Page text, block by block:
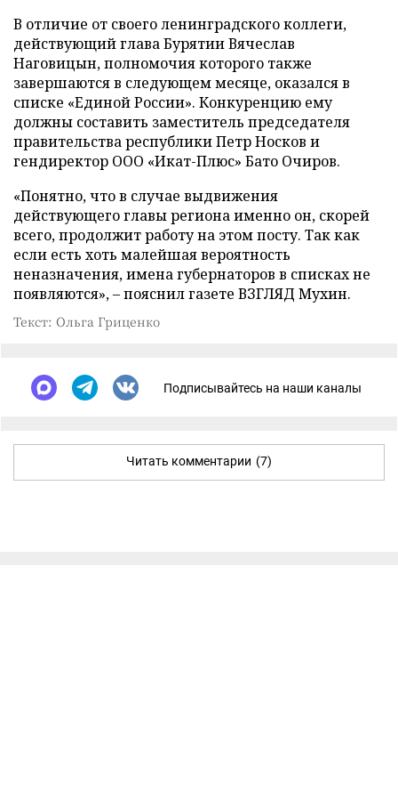
В отличие от своего ленинградского коллеги,
действующий глава Бурятии Вячеслав
Наговицын, полномочия которого также
завершаются в следующем месяце, оказался в
списке «Единой России». Конкуренцию ему
должны составить заместитель председателя
правительства республики Петр Носков и
гендиректор ООО «Икат-Плюс» Бато Очиров.
«Понятно, что в случае выдвижения
действующего главы региона именно он, скорей
всего, продолжит работу на этом посту. Так как
если есть хоть малейшая вероятность
неназначения, имена губернаторов в списках не
появляются», – пояснил газете ВЗГЛЯД Мухин.
Текст: Ольга Гриценко
Подписывайтесь на наши каналы
Читать комментарии (7)